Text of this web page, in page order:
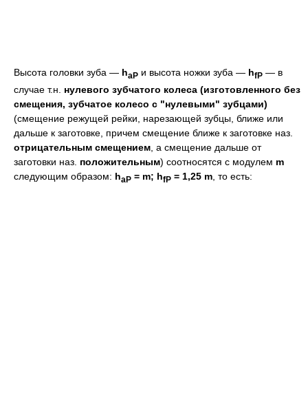
Высота головки зуба — haP и высота ножки зуба — hfP — в
случае т.н. нулевого зубчатого колеса (изготовленного без
смещения, зубчатое колесо с "нулевыми" зубцами)
(смещение режущей рейки, нарезающей зубцы, ближе или
дальше к заготовке, причем смещение ближе к заготовке наз.
отрицательным смещением , а смещение дальше от
заготовки наз. положительным) соотносятся с модулем m
следующим образом: haP = m; hfP = 1,25 m , то есть: